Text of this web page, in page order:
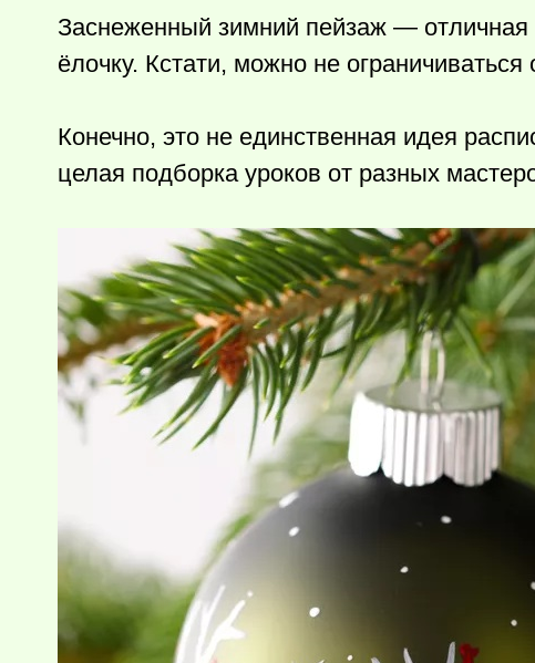
Заснеженный зимний пейзаж —
ёлочку. Кстати, можно не
Конечно, это не единственная идея
целая подборка уроков от разных